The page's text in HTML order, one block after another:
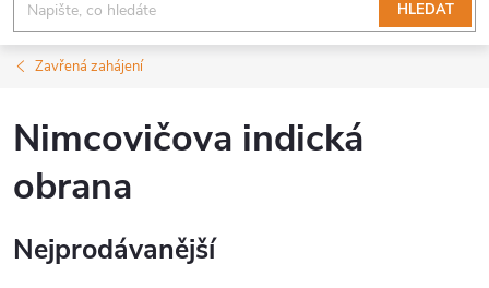
HLEDAT
Zavřená zahájení
Nimcovičova indická
obrana
Nejprodávanější